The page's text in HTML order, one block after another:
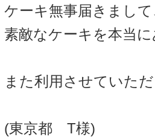
ケーキ無事届きまし
素敵なケーキを本当
また利用させていた
(東京都 T様)